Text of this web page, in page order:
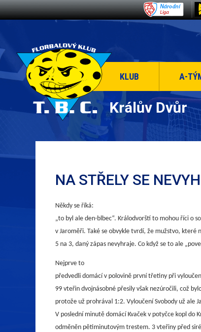
KLUB A-
Králův Dvůr
NA STŘELY SE
Někdy se říká:
„to byl ale den-blbec“. Králodvorští to mohou říci o
v Jaroměři. Také se obvykle tvrdí, že mužstvo, které
5 na 3, daný zápas nevyhraje. Co když se to ale
Nejprve to
předvedli domácí v polovině první třetiny při
99 vteřin dvojnásobné přesily však nezúročili, což
protože už prohrával 1:2. Vyloučení Svobody už ale
V poslední minutě domácí Kvaček v potyčce kopl do
odměněn pětiminutovým trestem. 3 vteřiny před